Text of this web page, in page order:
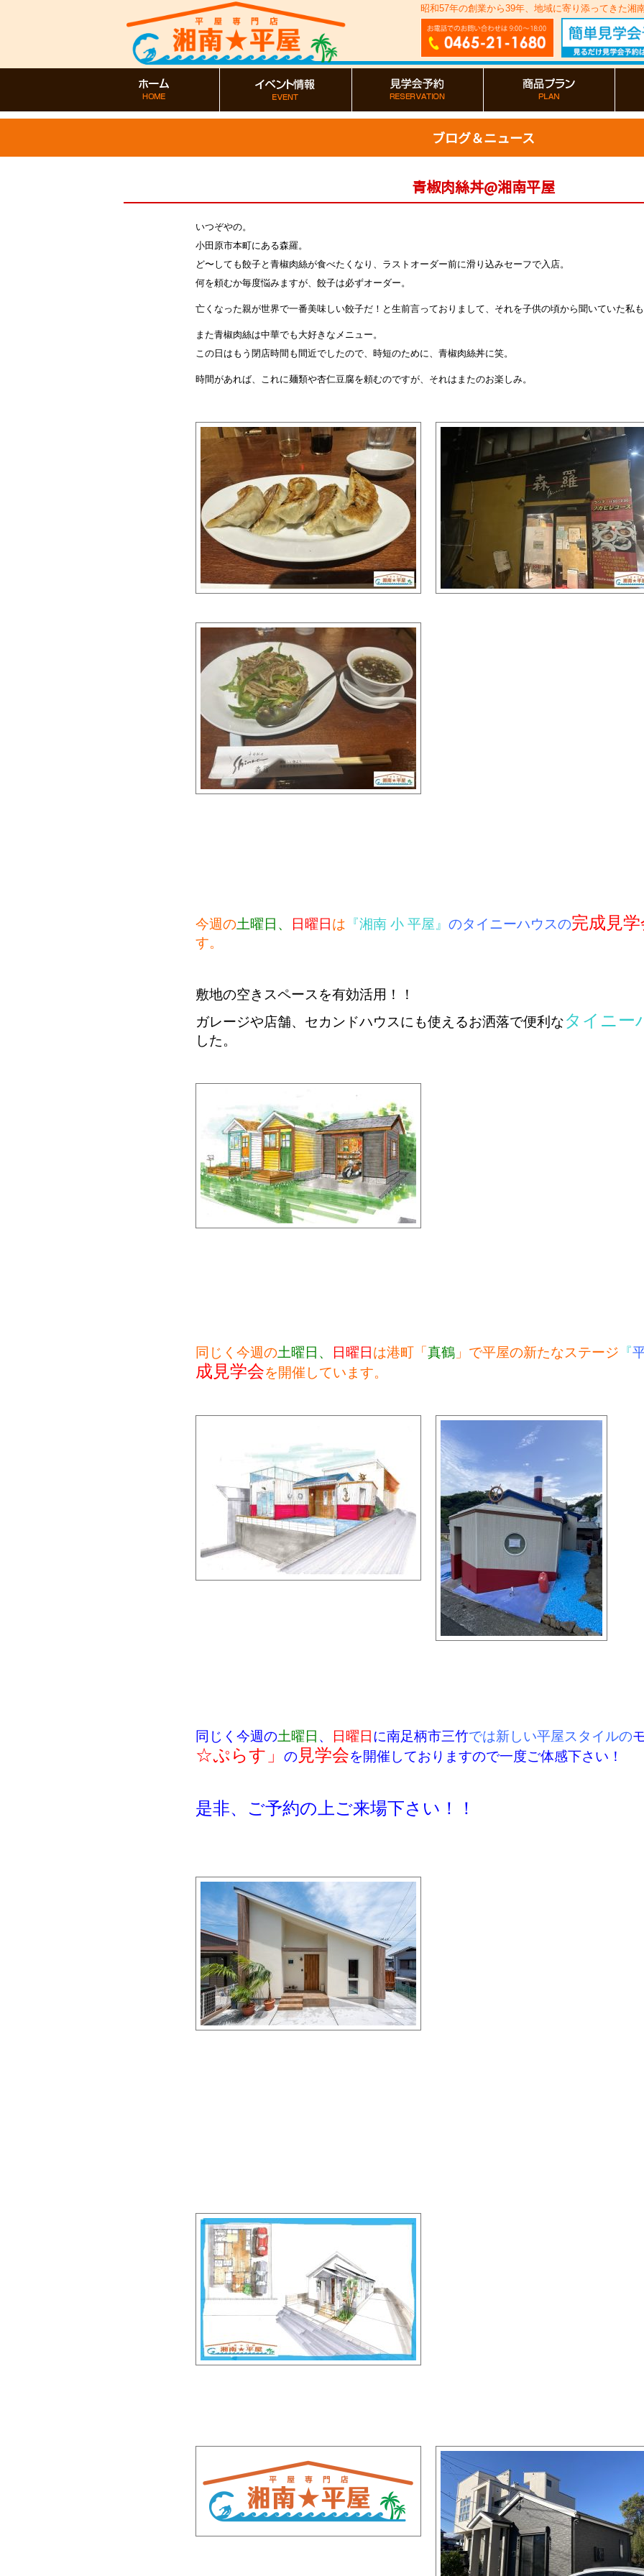
昭和57年の創業から39年、地域に寄り添ってきた湘
ブログ＆ニュース
青椒肉絲丼@湘南平屋
いつぞやの。
小田原市本町にある森羅。
ど〜しても餃子と青椒肉絲が食べたくなり、ラストオーダー前に滑り込みセーフで入店。
何を頼むか毎度悩みますが、餃子は必ずオーダー。
亡くなった親が世界で一番美味しい餃子だ！と生前言っておりまして、それを子供の頃から聞いていた私も
また青椒肉絲は中華でも大好きなメニュー。
この日はもう閉店時間も間近でしたので、時短のために、青椒肉絲丼に笑。
時間があれば、これに麺類や杏仁豆腐を頼むのですが、それはまたのお楽しみ。
今週の土曜日、 日曜日は 『湘南 小 平屋』 のタイニーハウスの完成見学
す。
敷地の空きスペースを有効活用！！
ガレージや店舗、セカンドハウスにも使えるお洒落で便利なタイニー
した。
同じく今週の土曜日、 日曜日は港町「真鶴 」で平屋の新たなステージ 『
成見学会を開催しています。
同じく今週の土曜日 、 日曜日に南足柄市三竹では新しい平屋スタイルの
☆ぷらす」
の 見学会を開催しておりますので一度ご体感下さい！
是非、ご予約の上ご来場下さい！！